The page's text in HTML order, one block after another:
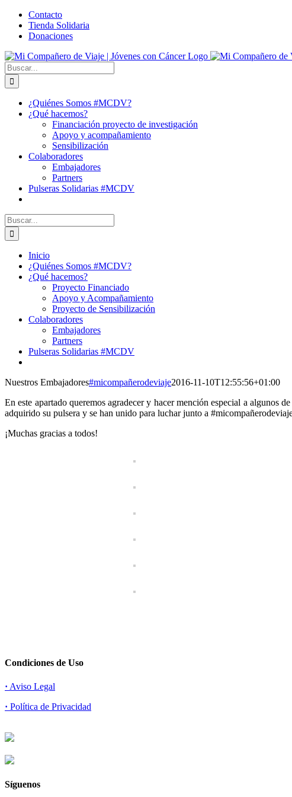
Saltar
contenido
Facebook
YouTube
Instagram
Correo
electrónico
WhatsAppContacto
Tienda Solidaria
Donaciones
Buscar:
¿Quiénes Somos #MCDV?
¿Qué hacemos?
Financiación proyecto de investigación
Apoyo y acompañamiento
Sensibilización
Colaboradores
Embajadores
Partners
Pulseras Solidarias #MCDV
Buscar:
Inicio
¿Quiénes Somos #MCDV?
¿Qué hacemos?
Proyecto Financiado
Apoyo y Acompañamiento
Proyecto de Sensibilización
Colaboradores
Embajadores
Partners
Pulseras Solidarias #MCDV
Nuestros Embajadores#micompañerodeviaje2016-11-10T12:55:56+01:00
En este apartado queremos agradecer y hacer mención especial a algunos
adquirido su pulsera y se han unido para luchar junto a
¡Muchas gracias a todos!
Condiciones de Uso
· Aviso Legal
· Política de Privacidad
Síguenos